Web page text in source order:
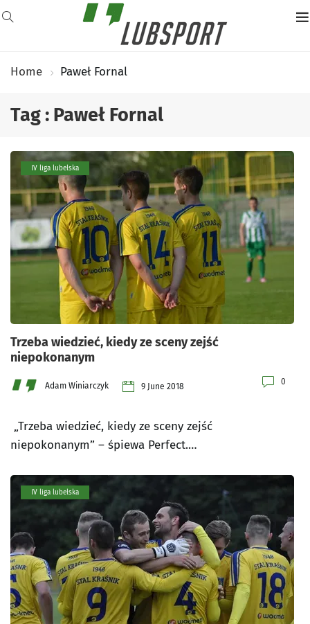
Home Paweł Fornal
Tag : Paweł Fornal
IV liga lubelska
Trzeba wiedzieć, kiedy ze sceny zejść
niepokonanym
Adam Winiarczyk 9 June 2018 0
„Trzeba wiedzieć, kiedy ze sceny zejść
niepokonanym” – śpiewa Perfect.…
IV liga lubelska